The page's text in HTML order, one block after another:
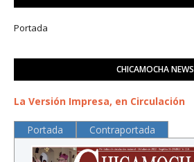
Portada
CHICAMOCHA NEWS
La Versión Impresa, en Circulación
Portada Contraportada